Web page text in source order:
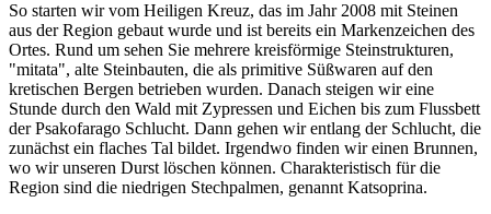
So starten wir vom Heiligen Kreuz, das im Jahr 2008 mit Steinen
aus der Region gebaut wurde und ist bereits ein Markenzeichen des
Ortes. Rund um sehen Sie mehrere kreisförmige Steinstrukturen,
"mitata", alte Steinbauten, die als primitive Süßwaren auf den
kretischen Bergen betrieben wurden. Danach steigen wir eine
Stunde durch den Wald mit Zypressen und Eichen bis zum Flussbett
der Psakofarago Schlucht. Dann gehen wir entlang der Schlucht, die
zunächst ein flaches Tal bildet. Irgendwo finden wir einen Brunnen,
wo wir unseren Durst löschen können. Charakteristisch für die
Region sind die niedrigen Stechpalmen, genannt Katsoprina.